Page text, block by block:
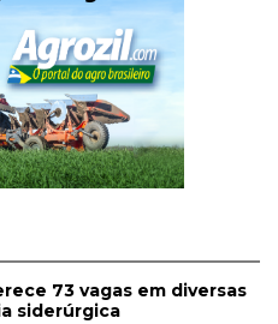
73 vagas em diversas
siderúrgica